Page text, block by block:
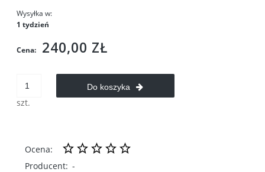
Wysyłka w:
1 tydzień
Cena: 240,00 ZŁ
szt.
Do koszyka
Ocena:
Producent: -